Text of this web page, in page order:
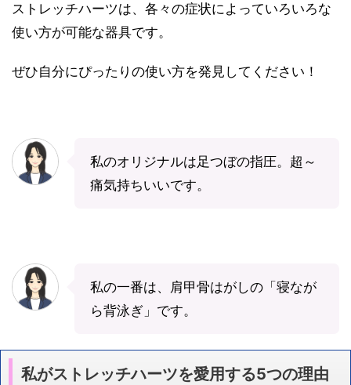
ストレッチハーツは、各々の症状によっていろいろな
使い方が可能な器具です。
ぜひ自分にぴったりの使い方を発見してください！
私のオリジナルは足つぼの指圧。超～
痛気持ちいいです。
私の一番は、肩甲骨はがしの「寝なが
ら背泳ぎ」です。
私がストレッチハーツを愛用する5つの理由